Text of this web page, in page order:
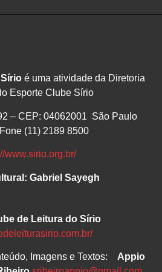
é uma atividade da Diretoria
Esporte Clube Sírio
– CEP: 04062001 São Paulo
(11) 2189 8500
www.sirio.org.br/
Gabriel Sayegh
de Leitura do Sírio
Imagens e Textos: Appio